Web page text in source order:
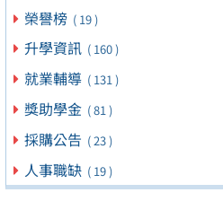
榮譽榜 ( 19 )
升學資訊 ( 160 )
就業輔導 ( 131 )
獎助學金 ( 81 )
採購公告 ( 23 )
人事職缺 ( 19 )